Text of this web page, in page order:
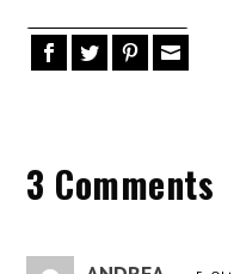
3 Comments